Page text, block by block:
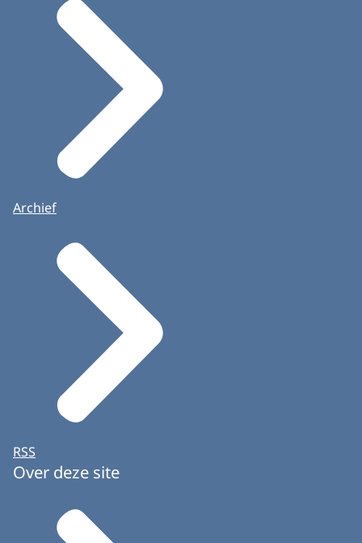
Archief
RSS
Over deze site